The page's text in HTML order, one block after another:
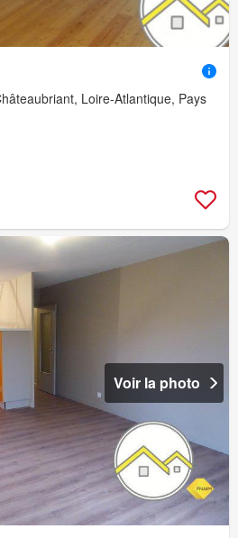
Loire-Atlantique, Pays
Voir la photo